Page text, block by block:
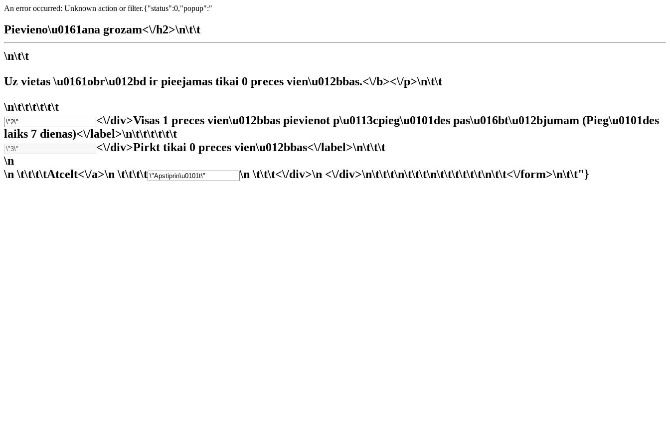
An error occurred: Unknown action or filter.{"status":0,"popup":"
Pievieno\u0161ana grozam<\/h2>\n\t\t
\n\t\t
Uz vietas \u0161obr\u012bd ir pieejamas tikai 0 preces vien\u012bbas.<\/b><\/p>\n\t\t
\n\t\t\t\t\t\t
<\/div>Visas 1 preces vien\u012bbas pievienot p\u0113cpieg\u0101des pas\u016bt\u012bjumam (Pieg\u0101des
laiks 7 dienas)<\/label>\n\t\t\t\t\t\t
<\/div>Pirkt tikai 0 preces vien\u012bbas<\/label>\n\t\t\t
\n
\n \t\t\t\tAtcelt<\/a>\n \t\t\t\t \n \t\t\t<\/div>\n <\/div>\n\t\t\t\n\t\t\t\n\t\t\t\t\t\t\n\t\t<\/form>\n\t\t"}